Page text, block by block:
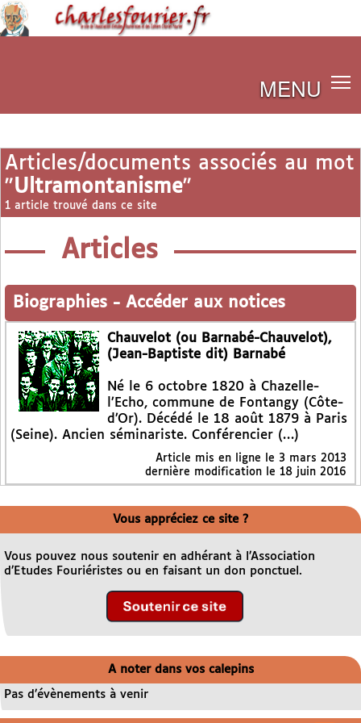
MENU
Articles/documents associés au mot
"Ultramontanisme"
1 article trouvé dans ce site
Articles
Biographies - Accéder aux notices
Chauvelot (ou Barnabé-Chauvelot),
(Jean-Baptiste dit) Barnabé
Né le 6 octobre 1820 à Chazelle-
l’Echo, commune de Fontangy (Côte-
d’Or). Décédé le 18 août 1879 à Paris
(Seine). Ancien séminariste. Conférencier (…)
Article mis en ligne le 3 mars 2013
dernière modification le 18 juin 2016
Vous appréciez ce site ?
Vous pouvez nous soutenir en adhérant à l’Association
d’Etudes Fouriéristes ou en faisant un don ponctuel.
A noter dans vos calepins
Pas d’évènements à venir